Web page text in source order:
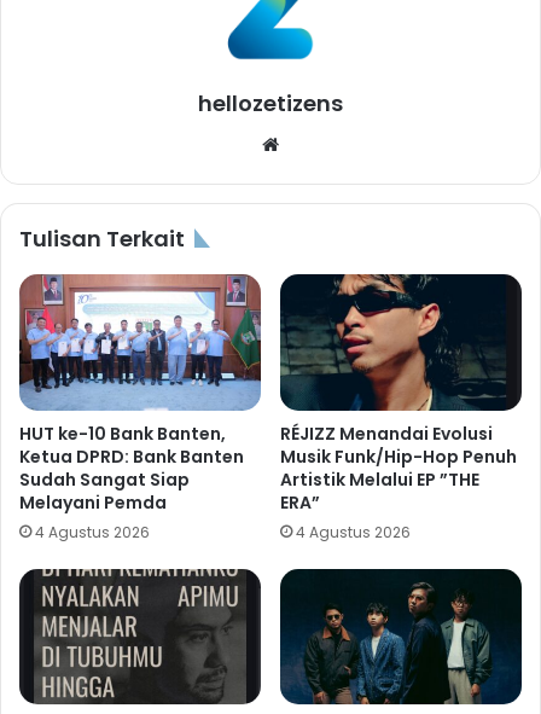
hellozetizens
Tulisan Terkait
HUT ke-10 Bank Banten,
Ketua DPRD: Bank Banten
Sudah Sangat Siap
Melayani Pemda
4 Agustus 2026
RÉJIZZ Menandai Evolusi
Musik Funk/Hip-Hop Penuh
Artistik Melalui EP ”THE
ERA”
4 Agustus 2026